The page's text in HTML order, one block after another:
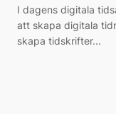
I dagens digitala
att skapa digitala
skapa tidskrifter...